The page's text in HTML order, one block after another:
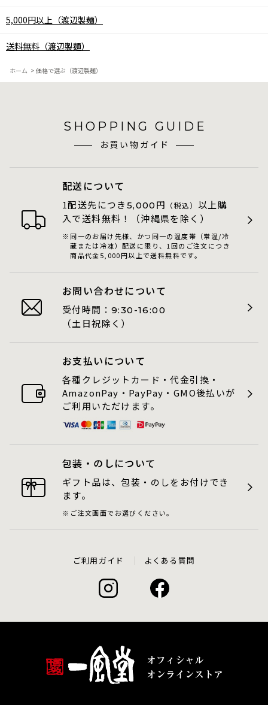
5,000円以上（渡辺製麺）
送料無料（渡辺製麺）
ホーム > 価格で選ぶ（渡辺製麺）
SHOPPING GUIDE
お買い物ガイド
配送について
1配送先につき 5,000 円 （税込） 以上購
入で送料無料！（沖縄県を除く）
同一のお届け先様、かつ同一の温度帯（常温/冷
蔵または冷凍）配送に限り、1回のご注文につき
商品代金5,000円以上で送料無料です。
お問い合わせについて
受付時間： 9:30-16:00
（土日祝除く）
お支払いについて
各種クレジットカード・代金引換・
AmazonPay・PayPay・GMO後払いが
ご利用いただけます。
包装・のしについて
ギフト品は、包装・のしをお付けでき
ます。
ご注文画面でお選びください。
ご利用ガイド よくある質問